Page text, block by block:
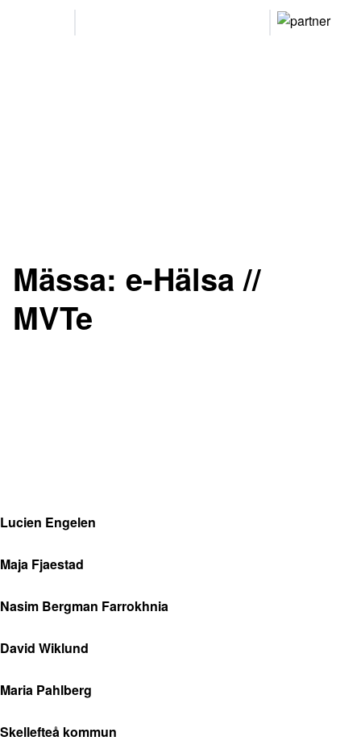
Mässa: e-Hälsa //
MVTe
Lucien Engelen
Maja Fjaestad
Nasim Bergman Farrokhnia
David Wiklund
Maria Pahlberg
Skellefteå kommun